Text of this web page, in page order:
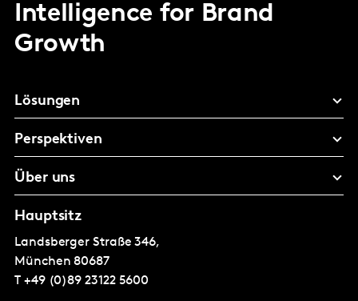
Intelligence for Brand
Growth
Lösungen
Perspektiven
Über uns
Hauptsitz
Landsberger Straße 346,
München 80687
T +49 (0)89 23122 5600